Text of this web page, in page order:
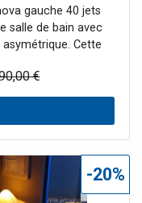
gauche 40 jets
salle de bain avec
Cette
et l' éclairage
illuminer votre salle
ses bienfaits
chaleureux pour une
€
-20%